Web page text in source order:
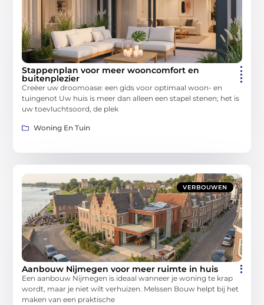
Stappenplan voor meer wooncomfort en
buitenplezier
Creëer uw droomoase: een gids voor optimaal woon- en
tuingenot Uw huis is meer dan alleen een stapel stenen; het is
uw toevluchtsoord, de plek
Woning En Tuin
VERBOUWEN
Aanbouw Nijmegen voor meer ruimte in huis
Een aanbouw Nijmegen is ideaal wanneer je woning te krap
wordt, maar je niet wilt verhuizen. Melssen Bouw helpt bij het
maken van een praktische